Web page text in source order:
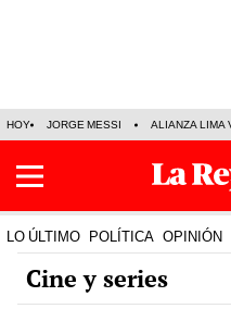
HOY JORGE MESSI ALIANZA LIMA
LO ÚLTIMO POLÍTICA OPINIÓN
Cine y series